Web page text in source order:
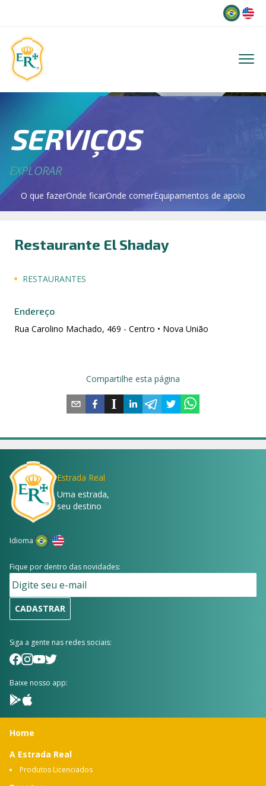
SERVIÇOS
EXPLORAR
O que fazerOnde ficarOnde comerEquipamentos de apoio
Restaurante El Shaday
RESTAURANTES
Endereço
Rua Carolino Machado, 469 - Centro • Nova União
Compartilhe esta página
Estrada Real
Uma estrada,
seu destino
Idioma
Fique por dentro das novidades:
CADASTRAR
Siga a gente nas redes sociais:
Baixe nosso app:
Home
A Estrada Real
Produtos Licenciados